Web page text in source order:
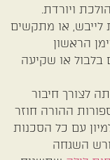
ויורדת.
לייבש, או מתקשים
הראשון
בלבול או שקיעה
לצורך חיבור
ההורה חוזר
עם כל הסכנות
השגחה